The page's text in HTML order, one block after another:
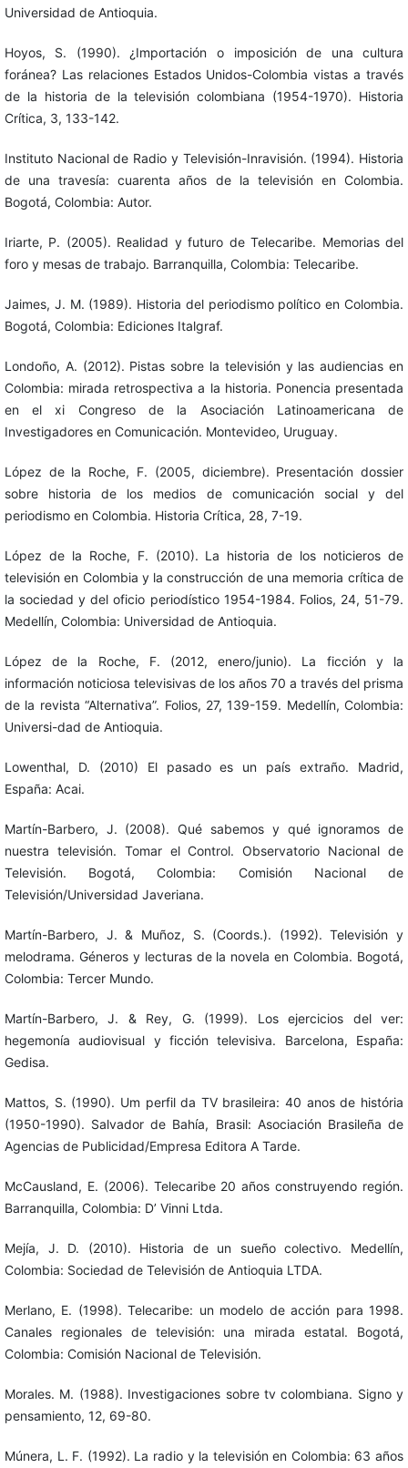
Universidad de Antioquia.
Hoyos, S. (1990). ¿Importación o imposición de una cultura
foránea? Las relaciones Estados Unidos-Colombia vistas a través
de la historia de la televisión colombiana (1954-1970). Historia
Crítica, 3, 133-142.
Instituto Nacional de Radio y Televisión-Inravisión. (1994). Historia
de una travesía: cuarenta años de la televisión en Colombia.
Bogotá, Colombia: Autor.
Iriarte, P. (2005). Realidad y futuro de Telecaribe. Memorias del
foro y mesas de trabajo. Barranquilla, Colombia: Telecaribe.
Jaimes, J. M. (1989). Historia del periodismo político en Colombia.
Bogotá, Colombia: Ediciones Italgraf.
Londoño, A. (2012). Pistas sobre la televisión y las audiencias en
Colombia: mirada retrospectiva a la historia. Ponencia presentada
en el xi Congreso de la Asociación Latinoamericana de
Investigadores en Comunicación. Montevideo, Uruguay.
López de la Roche, F. (2005, diciembre). Presentación dossier
sobre historia de los medios de comunicación social y del
periodismo en Colombia. Historia Crítica, 28, 7-19.
López de la Roche, F. (2010). La historia de los noticieros de
televisión en Colombia y la construcción de una memoria crítica de
la sociedad y del oficio periodístico 1954-1984. Folios, 24, 51-79.
Medellín, Colombia: Universidad de Antioquia.
López de la Roche, F. (2012, enero/junio). La ficción y la
información noticiosa televisivas de los años 70 a través del prisma
de la revista “Alternativa”. Folios, 27, 139-159. Medellín, Colombia:
Universi-dad de Antioquia.
Lowenthal, D. (2010) El pasado es un país extraño. Madrid,
España: Acai.
Martín-Barbero, J. (2008). Qué sabemos y qué ignoramos de
nuestra televisión. Tomar el Control. Observatorio Nacional de
Televisión. Bogotá, Colombia: Comisión Nacional de
Televisión/Universidad Javeriana.
Martín-Barbero, J. & Muñoz, S. (Coords.). (1992). Televisión y
melodrama. Géneros y lecturas de la novela en Colombia. Bogotá,
Colombia: Tercer Mundo.
Martín-Barbero, J. & Rey, G. (1999). Los ejercicios del ver:
hegemonía audiovisual y ficción televisiva. Barcelona, España:
Gedisa.
Mattos, S. (1990). Um perfil da TV brasileira: 40 anos de história
(1950-1990). Salvador de Bahía, Brasil: Asociación Brasileña de
Agencias de Publicidad/Empresa Editora A Tarde.
McCausland, E. (2006). Telecaribe 20 años construyendo región.
Barranquilla, Colombia: D’ Vinni Ltda.
Mejía, J. D. (2010). Historia de un sueño colectivo. Medellín,
Colombia: Sociedad de Televisión de Antioquia LTDA.
Merlano, E. (1998). Telecaribe: un modelo de acción para 1998.
Canales regionales de televisión: una mirada estatal. Bogotá,
Colombia: Comisión Nacional de Televisión.
Morales. M. (1988). Investigaciones sobre tv colombiana. Signo y
pensamiento, 12, 69-80.
Múnera, L. F. (1992). La radio y la televisión en Colombia: 63 años